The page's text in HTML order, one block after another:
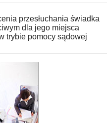
przesłuchania świadka
dla jego miejsca
trybie pomocy sądowej